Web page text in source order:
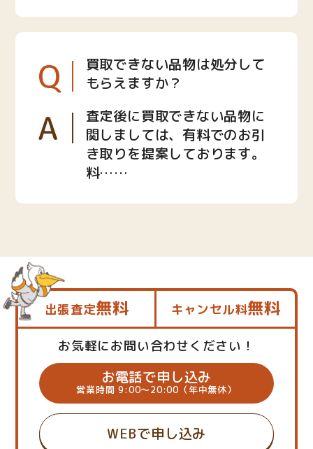
Q
買取できない品物は処分して
もらえますか？
A
査定後に買取できない品物に
関しましては、有料でのお引
き取りを提案しております。
料……
出張査定無料 キャンセル料無料
お気軽にお問い合わせください！
お電話で申し込み
営業時間 9:00～20:00（年中無休）
WEBで申し込み